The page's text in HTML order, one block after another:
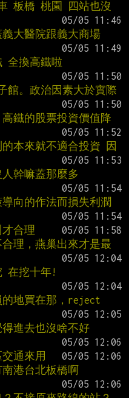
板橋 桃園 四站也沒
大醫院跟義大商場
全換高鐵啦
館。政治因素大於實際
鐵的股票投資價值降
本來就不適合投資 因
幹嘛蓋那麼多
向的作法而損失利潤
合理
理，燕巢出來才是最
在挖十年!
地買在那，reject
進去也沒啥不好
通來用
港台北板橋啊